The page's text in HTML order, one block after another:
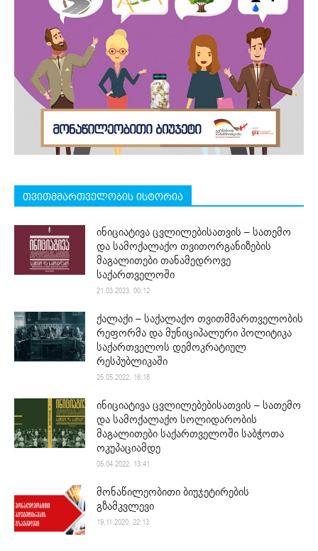
თვითმმართველობის ისტორია
ინიციატივა ცვლილებისათვის – სათემო
და სამოქალაქო თვითორგანიზების
მაგალითები თანამედროვე
საქართველოში
21.03.2023. 00:12
ქალაქი – საქალაქო თვითმმართველობის
რეფორმა და მუნიციპალური პოლიტიკა
საქართველოს დემოკრატიულ
რესპუბლიკაში
25.05.2022. 16:18
ინიციატივა ცვლილებებისათვის – სათემო
და სამოქალაქო სოლიდარობის
მაგალითები საქართველოში საბჭოთა
ოკუპაციამდე
05.04.2022. 13:41
მონაწილეობითი ბიუჯეტირების
გზამკვლევი
19.11.2020. 22:13